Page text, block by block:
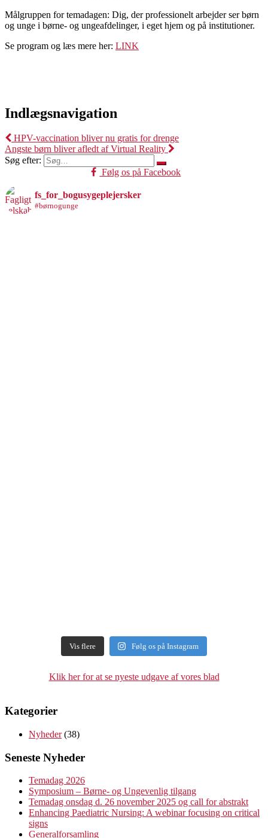
Målgruppen for temadagen: Dig, der professionelt arbejder ser børn
og unge i børne- og ungeafdelinger, i eget hjem og på institutioner.
Se program og læs mere her: LINK
Indlægsnavigation
HPV-vaccination bliver nu gratis for drenge
Angste børn bliver afledt af Virtual Reality
Søg efter:
Følg os på Facebook
fs_for_bogusygeplejersker
#børnogunge
Vis flere Følg os på Instagram
Klik her for at se nyeste udgave af vores blad
Kategorier
Nyheder(38)
Seneste Nyheder
Temadag 2026
Symposium – Børne- og Ungevenlig tilgang
Temadag onsdag d. 26 november 2025 og call for abstrakt
Enhancing Paediatric Nursing: A webinar focusing on critical
signs
Generalforsamling